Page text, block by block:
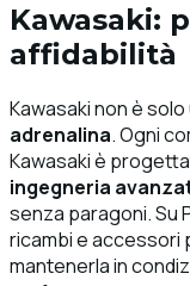
Kawasaki:
affidabilità
Kawasaki non è
adrenalina. Ogni
Kawasaki è
ingegneria
senza paragoni. Su
ricambi e accessori
mantenerla in